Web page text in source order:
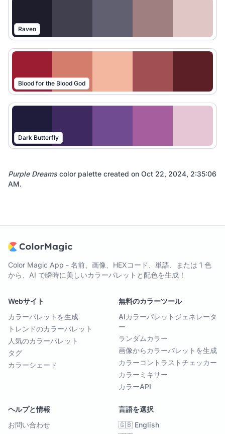
Raven
Blood for the Blood God
Dark Butterfly
Purple Dreams color palette created on Oct 22, 2024, 2:35:06
AM.
Color Magic App - 名前、画像、HEXコード、単語、または 1 色
から、AI で瞬時に美しいカラーパレットと配色を生成！
Webサイト
カラーパレットを生成
トレンドのカラーパレット
人気のカラーパレット
タグ
カラーシェード
無料のカラーツール
AIカラーパレットジェネレータ
ー
ランダムカラー
画像からカラーパレットを生成
カラーコントラストチェッカー
カラーミキサー
カラーAPI
ヘルプと情報
お問い合わせ
言語を選択
🇬🇧 English